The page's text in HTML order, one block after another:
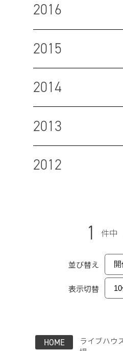
2016
2015
2014
2013
2012
1 件中
並び替え
表示切替
HOME
ライブハウ